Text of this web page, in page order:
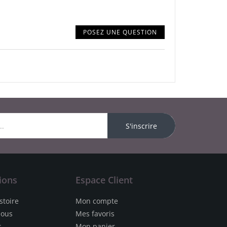
POSEZ UNE QUESTION
S'inscrire
Espace Client
Mon compte
Mes favoris